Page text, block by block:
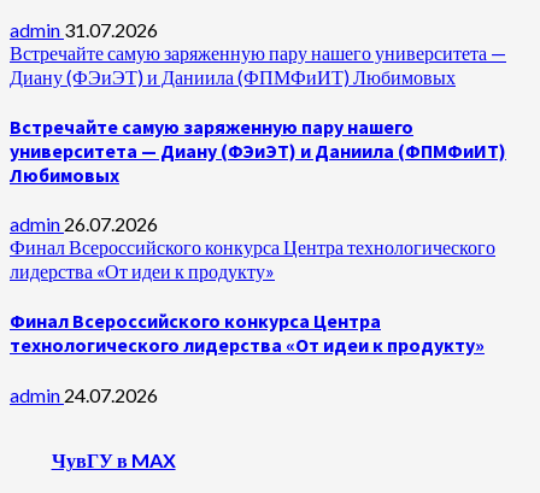
admin 31.07.2026
Встречайте самую заряженную пару нашего университета —
Диану (ФЭиЭТ) и Даниила (ФПМФиИТ) Любимовых
Встречайте самую заряженную пару нашего
университета — Диану (ФЭиЭТ) и Даниила (ФПМФиИТ)
Любимовых
admin 26.07.2026
Финал Всероссийского конкурса Центра технологического
лидерства «От идеи к продукту»
Финал Всероссийского конкурса Центра
технологического лидерства «От идеи к продукту»
admin 24.07.2026
ЧувГУ в MAX